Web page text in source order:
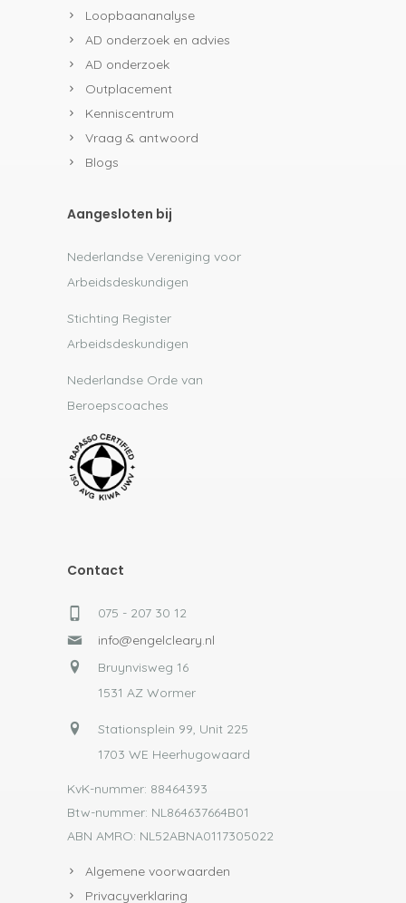
Loopbaananalyse
AD onderzoek en advies
AD onderzoek
Outplacement
Kenniscentrum
Vraag & antwoord
Blogs
Aangesloten bij
Nederlandse Vereniging voor
Arbeidsdeskundigen
Stichting Register
Arbeidsdeskundigen
Nederlandse Orde van
Beroepscoaches
Contact
075 - 207 30 12
info@engelcleary.nl
Bruynvisweg 16
1531 AZ Wormer
Stationsplein 99, Unit 225
1703 WE Heerhugowaard
KvK-nummer: 88464393
Btw-nummer: NL864637664B01
ABN AMRO: NL52ABNA0117305022
Algemene voorwaarden
Privacyverklaring